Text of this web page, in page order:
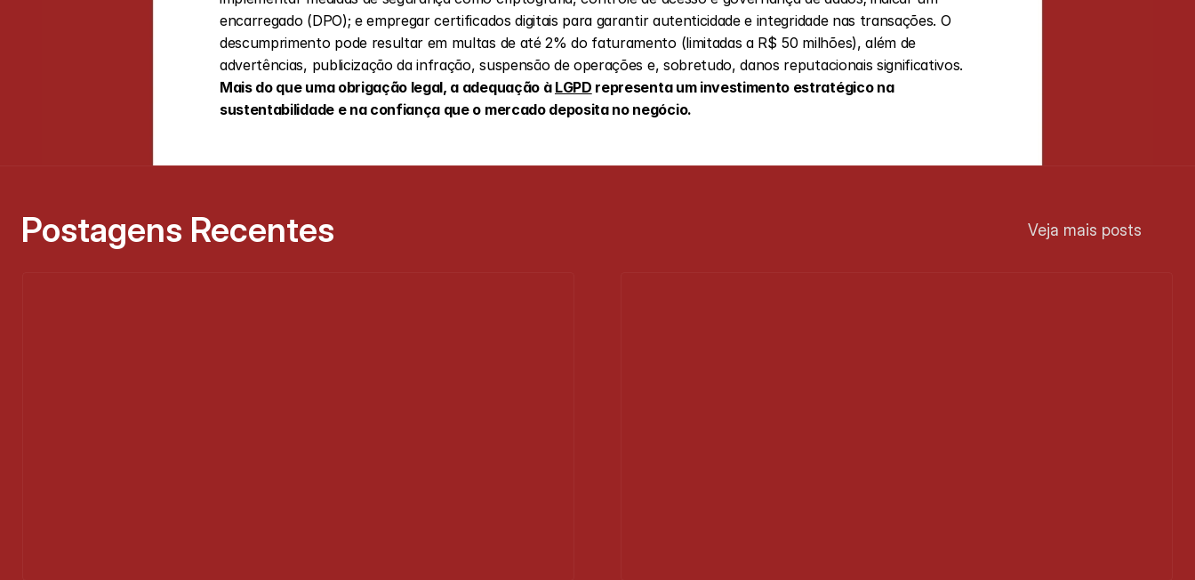
encarregado (DPO); e empregar certificados digitais para garantir autenticidade e integridade nas transações. O
descumprimento pode resultar em multas de até 2% do faturamento (limitadas a R$ 50 milhões), além de
Mais do que uma obrigação legal, a adequação à LGPD representa um investimento estratégico na
sustentabilidade e na confiança que o mercado deposita no negócio.
Postagens Recentes Veja mais posts